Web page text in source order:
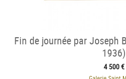
Fin de journée par Joseph
1936)
4 500 €